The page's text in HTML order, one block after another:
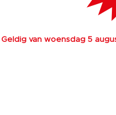
Geldig van woensdag 5